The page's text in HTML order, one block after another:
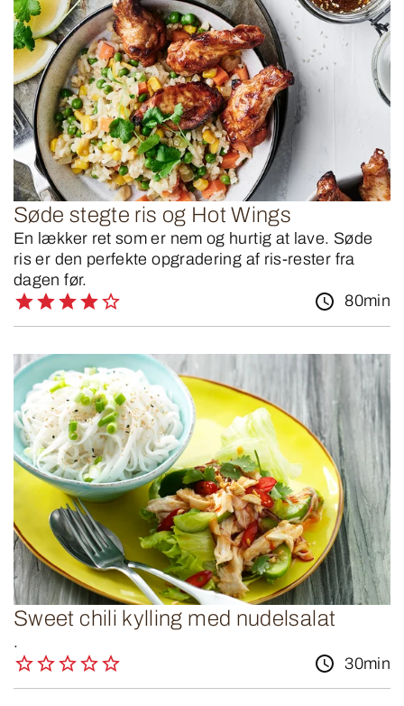
Søde stegte ris og Hot Wings
En lækker ret som er nem og hurtig at lave. Søde
ris er den perfekte opgradering af ris-rester fra
dagen før.
80min
Sweet chili kylling med nudelsalat
.
30min